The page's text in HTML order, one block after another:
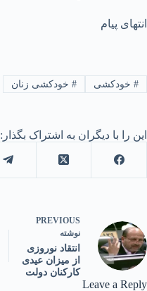
انتهای پیام
#خودکشی #خودکشی زنان
این را با دیگران به اشتراک بگذار:
PREVIOUS
نوشته
انتقاد نوروزی
از میزان عیدی
کارکنان دولت
Leave a Reply